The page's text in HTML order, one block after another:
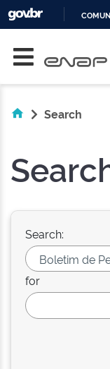
Search
Search:
for